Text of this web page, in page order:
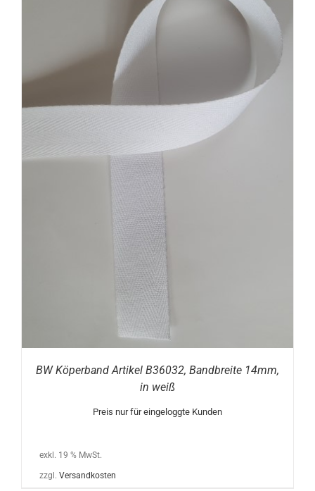
BW Köperband Artikel B36032, Bandbreite 14mm,
in weiß
Preis nur für eingeloggte Kunden
exkl. 19 % MwSt.
zzgl. Versandkosten